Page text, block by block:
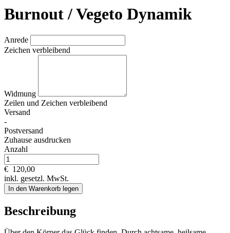
Burnout / Vegeto Dynamik
Anrede
Zeichen verbleibend
Widmung
Zeilen und Zeichen verbleibend
Versand
-
Postversand
Zuhause ausdrucken
Anzahl
€ 120,00
inkl. gesetzl. MwSt.
In den Warenkorb legen
Beschreibung